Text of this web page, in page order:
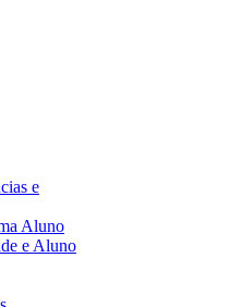
e
Aluno
e Aluno